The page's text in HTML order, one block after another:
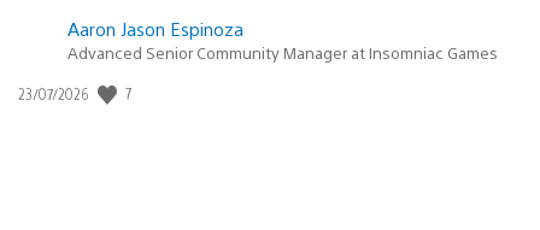
Aaron Jason Espinoza
Advanced Senior Community Manager at Insomniac Games
Fecha
23/07/2026 7